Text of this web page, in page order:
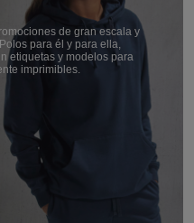
de gran escala y
para él y para ella,
etiquetas y modelos para
imprimibles.